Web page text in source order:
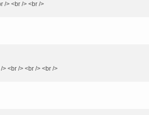
/> <br /> <br />
<br /> <br /> <br />